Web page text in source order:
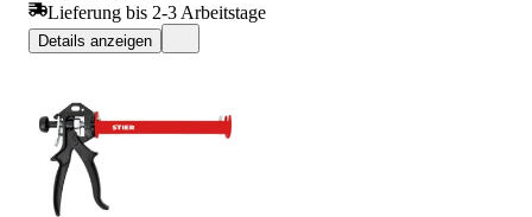
Lieferung bis 2-3 Arbeitstage
Details anzeigen